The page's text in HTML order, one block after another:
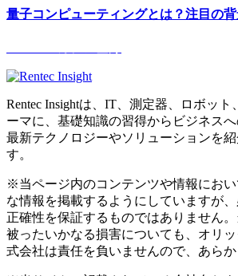
量子コンピューティングとは？注目の
Rentec Insightは、IT、測定器、ロボッ
ーマに、基礎知識の習得からビジネスへ
最新テクノロジーやソリューションを
す。
※当ページ内のコンテンツや情報にお
な情報を掲載するようにしていますが
正確性を保証するものではありません
被ったいかなる損害についても、オリ
式会社は責任を負いませんので、あら